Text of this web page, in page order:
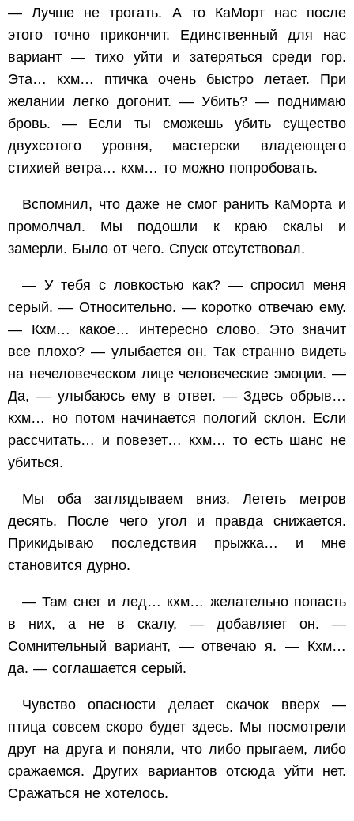
— Лучше не трогать. А то КаМорт нас после
этого точно прикончит. Единственный для нас
вариант — тихо уйти и затеряться среди гор.
Эта… кхм… птичка очень быстро летает. При
желании легко догонит. — Убить? — поднимаю
бровь. — Если ты сможешь убить существо
двухсотого уровня, мастерски владеющего
стихией ветра… кхм… то можно попробовать.
Вспомнил, что даже не смог ранить КаМорта и
промолчал. Мы подошли к краю скалы и
замерли. Было от чего. Спуск отсутствовал.
— У тебя с ловкостью как? — спросил меня
серый. — Относительно. — коротко отвечаю ему.
— Кхм… какое… интересно слово. Это значит
все плохо? — улыбается он. Так странно видеть
на нечеловеческом лице человеческие эмоции. —
Да, — улыбаюсь ему в ответ. — Здесь обрыв…
кхм… но потом начинается пологий склон. Если
рассчитать… и повезет… кхм… то есть шанс не
убиться.
Мы оба заглядываем вниз. Лететь метров
десять. После чего угол и правда снижается.
Прикидываю последствия прыжка… и мне
становится дурно.
— Там снег и лед… кхм… желательно попасть
в них, а не в скалу, — добавляет он. —
Сомнительный вариант, — отвечаю я. — Кхм…
да. — соглашается серый.
Чувство опасности делает скачок вверх —
птица совсем скоро будет здесь. Мы посмотрели
друг на друга и поняли, что либо прыгаем, либо
сражаемся. Других вариантов отсюда уйти нет.
Сражаться не хотелось.